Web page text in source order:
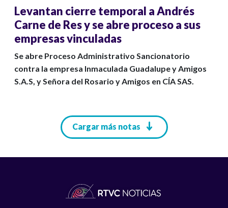
Levantan cierre temporal a Andrés
Carne de Res y se abre proceso a sus
empresas vinculadas
Se abre Proceso Administrativo Sancionatorio
contra la empresa Inmaculada Guadalupe y Amigos
S.A.S, y Señora del Rosario y Amigos en CÍA SAS.
Cargar más notas